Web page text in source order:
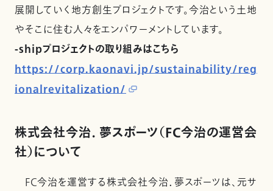
展開していく地方創生プロジェクトです。今治という土地
やそこに住む人々をエンパワーメントしています。
-shipプロジェクトの取り組みはこちら
https://corp.kaonavi.jp/sustainability/reg
ionalrevitalization/
株式会社今治． 夢スポーツ（FC今治の運営会
社）について
FC今治を運営する株式会社今治．夢スポーツは、元サ